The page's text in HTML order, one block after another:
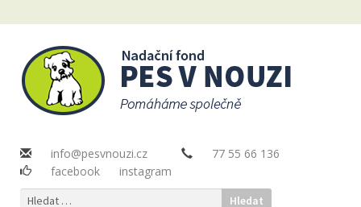
info@pesvnouzi.cz
77 55 66 136
facebook
instagram
Vyhledávání